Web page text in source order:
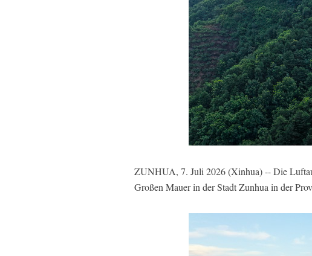
ZUNHUA, 7. Juli 2026 (Xinhua) -- Die
Großen Mauer in der Stadt Zunhua in der